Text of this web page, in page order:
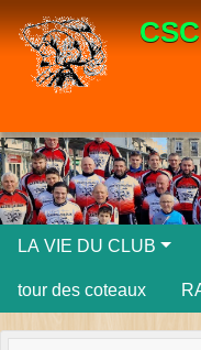
CSC
LA VIE DU CLUB
tour des coteaux
Panneau de gestion des